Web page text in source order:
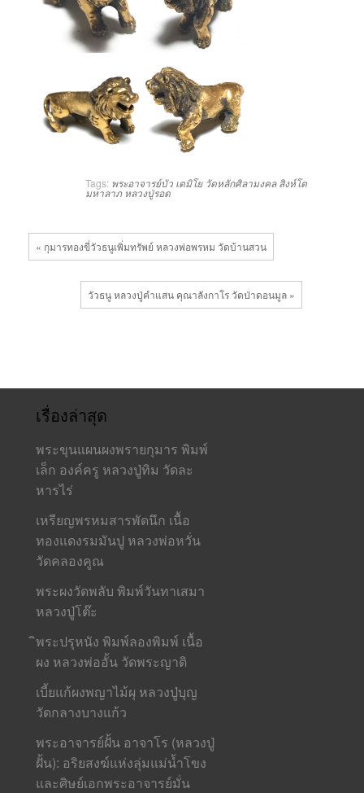
Tags: พระอาจารย์บัว เตมิโย วัดหลักศิลามงคล สิงห์โต
มหาลาภ หลวงปู่รอด
« กุมารทองขี่วัวธนูเพิ่มทรัพย์ หลวงพ่อพรหม วัดบ้านสวน
วัวธนู หลวงปู่คำแสน คุณาลังกาโร วัดป่าดอนมูล »
เรื่องล่าสุด
พระขุนแผนผงพรายกุมาร พิมพ์
เล็ก องค์ครู หลวงปู่ทิม วัดละ
หารไร่
เหรียญพรหมสารพัดนึก เนื้อ
ทองแดงรมมันปู หลวงพ่อหวั่น
วัดคลองคูณ
พระผงวัดพลับ พิมพ์วันทาเสมา
หลวงปู่โต๊ะ
ิพระปรุหนัง พิมพ์ลองพิมพ์ เนื้อ
ผง หลวงพ่ออั้น วัดพระญาติ
เบี้ยแก้ผงพญาไม้ผุ หลวงปู่บุญ
วัดกลางบางแก้ว
พระอาจารย์ฝั้น อาจาโร (หลวงปู่
ฝั้น): อริยสงฆ์แห่งลุ่มแม่น้ำโขง
และศิษย์เอกพระอาจารย์มั่น